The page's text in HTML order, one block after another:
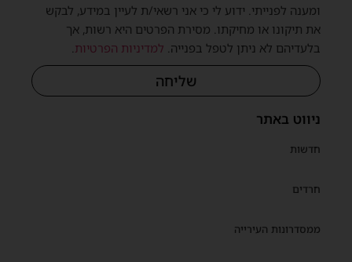
ניווט באתר
חדשות
חרדים
ממסדרונות העירייה
ומענה לפנייתי. ידוע לי כי אני רשאי/ת לעיין במידע, לבקש
את תיקונו או מחיקתו. מסירת הפרטים היא רשות, אך
בלעדיהם לא ניתן לטפל בפנייה. למדיניות הפרטיות
שליחה